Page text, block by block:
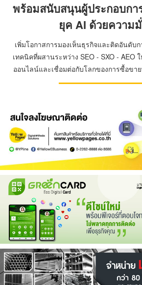
พร้อมสนับสนุนผู้ประกอบกา
ยุค AI ด้วยความ
เพิ่มโอกาสการมองเห็นธุรกิจและติดอันดับ
เทคนิคที่ผสานระหว่าง SEO - SXO - AEO
ออนไลน์และเชื่อมต่อกับโลกของการซื้อขา